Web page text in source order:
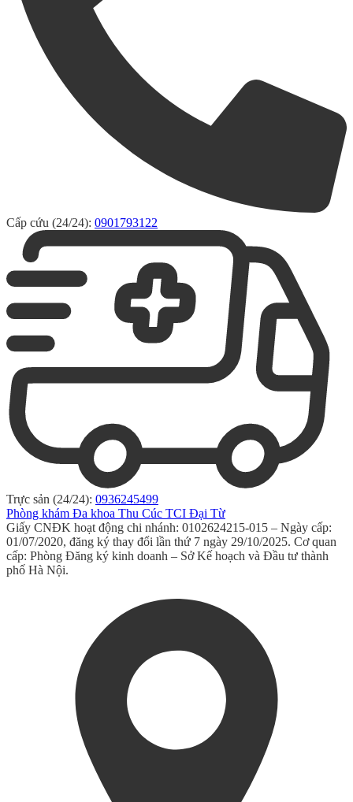
Cấp cứu (24/24): 0901793122
Trực sản (24/24): 0936245499
Phòng khám Đa khoa Thu Cúc TCI Đại Từ
Giấy CNĐK hoạt động chi nhánh: 0102624215-015 – Ngày cấp:
01/07/2020, đăng ký thay đổi lần thứ 7 ngày 29/10/2025. Cơ quan
cấp: Phòng Đăng ký kinh doanh – Sở Kế hoạch và Đầu tư thành
phố Hà Nội.